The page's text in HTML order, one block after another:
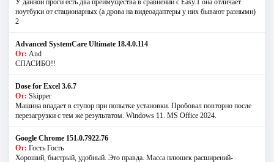
У данной проги есть два преимущества в сравнении с Easy.1 она отличает
ноутбуки от стационарных (а дрова на видеоадаптеры у них бывают разными)
2
Advanced SystemCare Ultimate 18.4.0.114
От: And
СПАСИБО!!
Dose for Excel 3.6.7
От: Skipper
Машина впадает в ступор при попытке установки. Пробовал повторно после
перезагрузки с тем же результатом. Windows 11. MS Offiсe 2024.
Google Chrome 151.0.7922.76
От: Гость Гость
Хороший, быстрый, удобный. Это правда. Масса плюшек расширений-